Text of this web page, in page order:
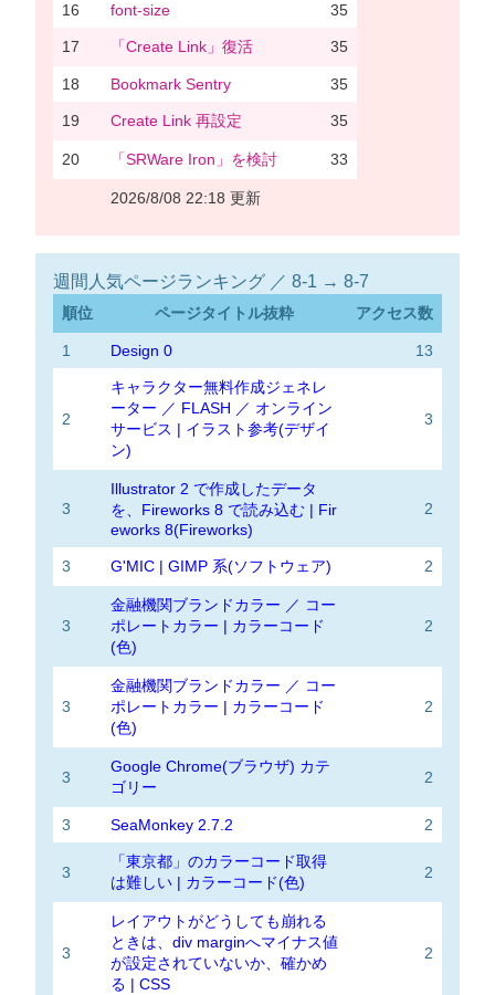
16
font-size 35
17 「Create Link」復活 35
18 Bookmark Sentry 35
19 Create Link 再設定 35
20 「SRWare Iron」を検討 33
2026/8/08 22:18 更新
週間人気ページランキング ／ 8-1 → 8-7
順位 ページタイトル抜粋 アクセス数
1 Design 0 13
2
キャラクター無料作成ジェネレ
ーター ／ FLASH ／ オンライン
サービス | イラスト参考(デザイ
ン)
3
3
Illustrator 2 で作成したデータ
を、Fireworks 8 で読み込む | Fir
eworks 8(Fireworks)
2
3 G'MIC | GIMP 系(ソフトウェア) 2
3
金融機関ブランドカラー ／ コー
ポレートカラー | カラーコード
(色)
2
3
金融機関ブランドカラー ／ コー
ポレートカラー | カラーコード
(色)
2
3
Google Chrome(ブラウザ) カテ
ゴリー
2
3 SeaMonkey 2.7.2 2
3
「東京都」のカラーコード取得
は難しい | カラーコード(色)
2
3
レイアウトがどうしても崩れる
ときは、div marginへマイナス値
が設定されていないか、確かめ
る | CSS
2